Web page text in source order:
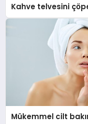
Kahve telvesini
Mükemmel cilt